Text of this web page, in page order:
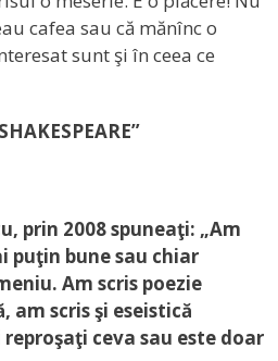
cafea sau că mănînc o
sunt şi în ceea ce
prin 2008 spuneaţi: „Am
puţin bune sau chiar
Am scris poezie
am scris şi eseistică
reproşaţi ceva sau este doar